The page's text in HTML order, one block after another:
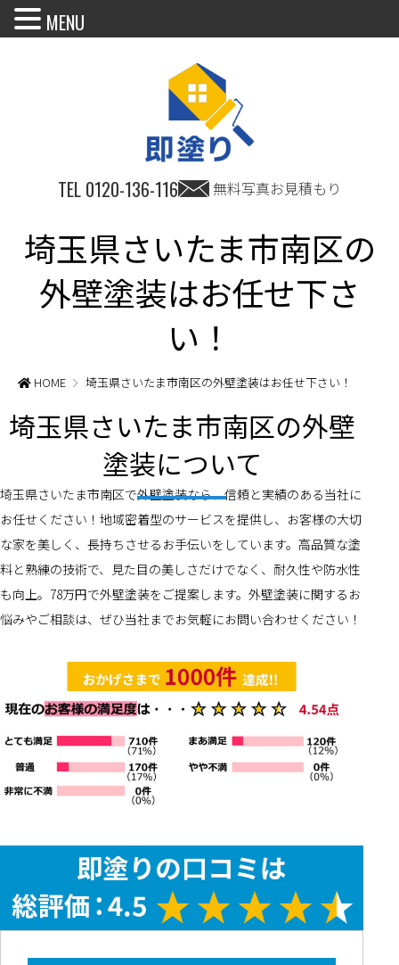
TEL 0120-136-116 無料写真お見積もり
埼玉県さいたま市南区の
外壁塗装はお任せ下さ
い！
HOME 埼玉県さいたま市南区の外壁塗装はお任せ下さい！
埼玉県さいたま市南区の外壁
塗装について
埼玉県さいたま市南区で外壁塗装なら、信頼と実績のある当社に
お任せください！地域密着型のサービスを提供し、お客様の大切
な家を美しく、長持ちさせるお手伝いをしています。高品質な塗
料と熟練の技術で、見た目の美しさだけでなく、耐久性や防水性
も向上。78万円で外壁塗装をご提案します。外壁塗装に関するお
悩みやご相談は、ぜひ当社までお気軽にお問い合わせください！
MENU